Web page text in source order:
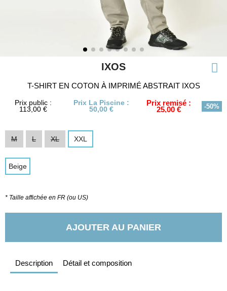
IXOS
T-SHIRT EN COTON À IMPRIMÉ ABSTRAIT IXOS
Prix public :
113,00 €
Prix La Piscine :
50,00 €
Prix remisé :
25,00 € -50%
M L XL XXL
Beige
* Taille affichée en FR (ou US)
AJOUTER AU PANIER
Description Détail et composition